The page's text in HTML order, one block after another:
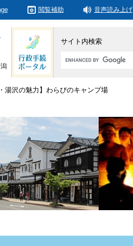
閲覧補助 音声読み上げ
サイト内検索
Google
タ
ム
索
湯沢の魅力】わらびのキャンプ場